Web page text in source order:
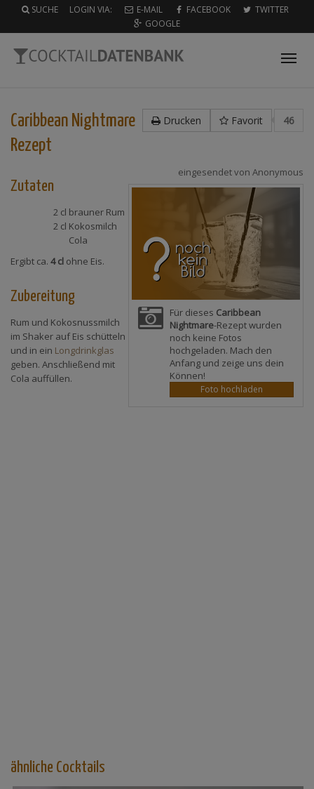
SUCHE LOGIN VIA: E-MAIL FACEBOOK
TWITTER
GOOGLE
Drucken Favorit 46
Caribbean Nightmare
Rezept
eingesendet von Anonymous
Für dieses Caribbean
Nightmare-Rezept wurden
noch keine Fotos
hochgeladen. Mach den
Anfang und zeige uns dein
Können!
Foto hochladen
Zutaten
2 cl brauner Rum
2 cl Kokosmilch
Cola
Ergibt ca. 4 cl ohne Eis.
Zubereitung
Rum und Kokosnussmilch
im Shaker auf Eis schütteln
und in ein Longdrinkglas
geben. Anschließend mit
Cola auffüllen.
ähnliche Cocktails